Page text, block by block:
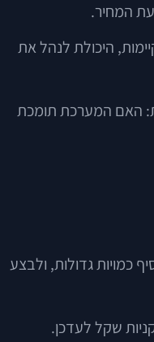
המחיר.
היכולת לנהל את
האם המערכת תומכת
כמויות גדולות, ולבצע
שקל לעדכן.